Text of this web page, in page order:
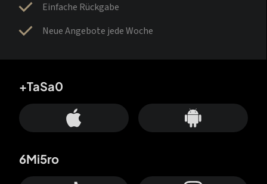
Einfache Rückgabe
Neue Angebote jede Woche
+TaSa0
6Mi5ro